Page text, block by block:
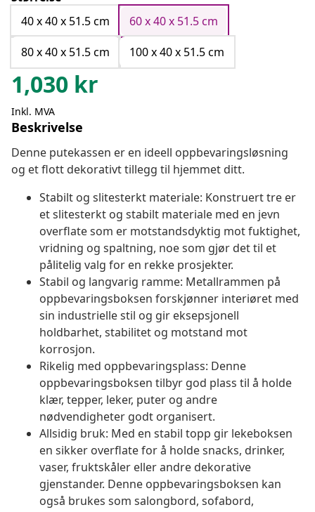
40 x 40 x 51.5 cm
60 x 40 x 51.5 cm
80 x 40 x 51.5 cm
100 x 40 x 51.5 cm
1,030 kr
Inkl. MVA
Beskrivelse
Denne putekassen er en ideell oppbevaringsløsning
og et flott dekorativt tillegg til hjemmet ditt.
Stabilt og slitesterkt materiale: Konstruert tre er
et slitesterkt og stabilt materiale med en jevn
overflate som er motstandsdyktig mot fuktighet,
vridning og spaltning, noe som gjør det til et
pålitelig valg for en rekke prosjekter.
Stabil og langvarig ramme: Metallrammen på
oppbevaringsboksen forskjønner interiøret med
sin industrielle stil og gir eksepsjonell
holdbarhet, stabilitet og motstand mot
korrosjon.
Rikelig med oppbevaringsplass: Denne
oppbevaringsboksen tilbyr god plass til å holde
klær, tepper, leker, puter og andre
nødvendigheter godt organisert.
Allsidig bruk: Med en stabil topp gir lekeboksen
en sikker overflate for å holde snacks, drinker,
vaser, fruktskåler eller andre dekorative
gjenstander. Denne oppbevaringsboksen kan
også brukes som salongbord, sofabord,